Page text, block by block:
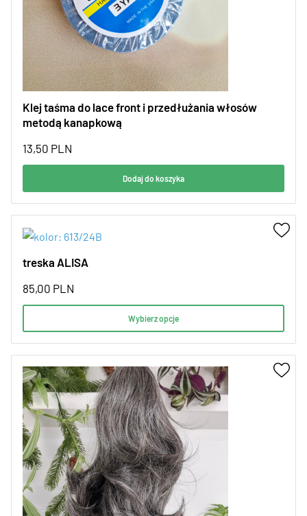
Klej taśma do lace front i przedłużania włosów
metodą kanapkową
13,50 PLN
Dodaj do koszyka
treska ALISA
85,00 PLN
Wybierz opcje